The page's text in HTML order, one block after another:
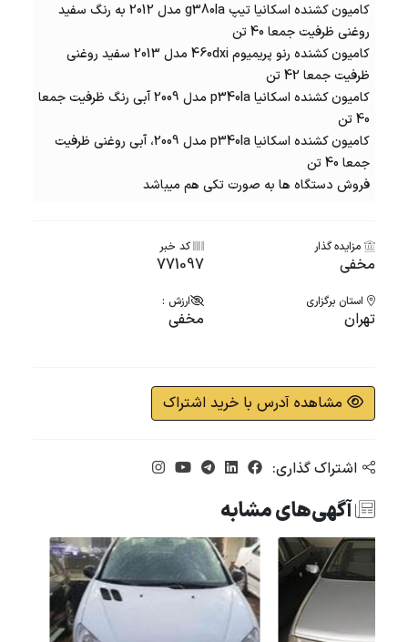
کامیون کشنده اسکانیا تیپ g380la مدل 2012 به رنگ سفید
روغنی ظرفیت جمعا 40 تن
کامیون کشنده رنو پریمیوم 460dxi مدل 2013 سفید روغنی
ظرفیت جمعا 42 تن
کامیون کشنده اسکانیا p340la مدل 2009 آبی رنگ ظرفیت جمعا
40 تن
کامیون کشنده اسکانیا p340la مدل 2009، آبی روغنی ظرفیت
جمعا 40 تن
فروش دستگاه ها به صورت تکی هم میباشد
مزایده گذار
مخفی
کد خبر
771097
استان برگزاری
تهران
ارزش :
مخفی
مشاهده آدرس با خرید اشتراک
اشتراک گذاری:
آگهی‌های مشابه